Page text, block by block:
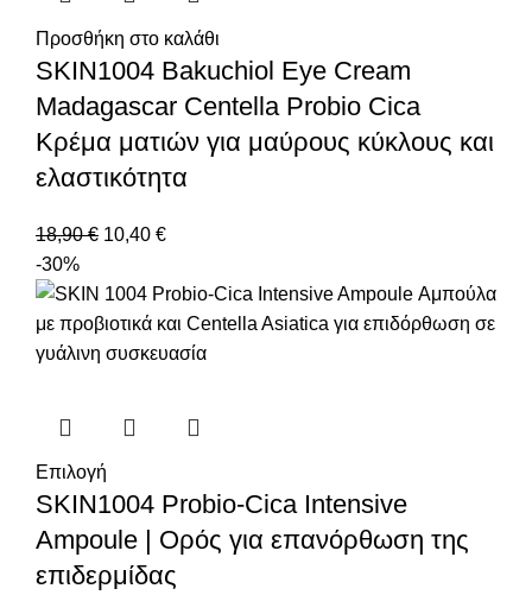
Προσθήκη στο καλάθι
SKIN1004 Bakuchiol Eye Cream
Madagascar Centella Probio Cica
Kρέμα ματιών για μαύρους κύκλους και
ελαστικότητα
18,90€ 10,40 €
-30%
Επιλογή
SKIN1004 Probio-Cica Intensive
Ampoule | Ορός για επανόρθωση της
επιδερμίδας